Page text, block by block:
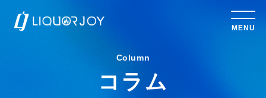
MENU
Column
コラム